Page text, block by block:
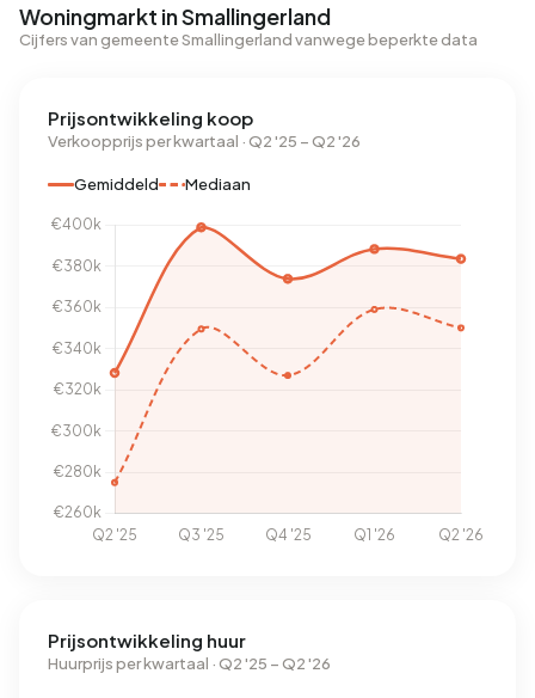
Woningmarkt in Smallingerland
Cijfers van gemeente Smallingerland vanwege beperkte data
Prijsontwikkeling koop
Verkoopprijs per kwartaal · Q2 '25 – Q2 '26
Gemiddeld Mediaan
Prijsontwikkeling huur
Huurprijs per kwartaal · Q2 '25 – Q2 '26